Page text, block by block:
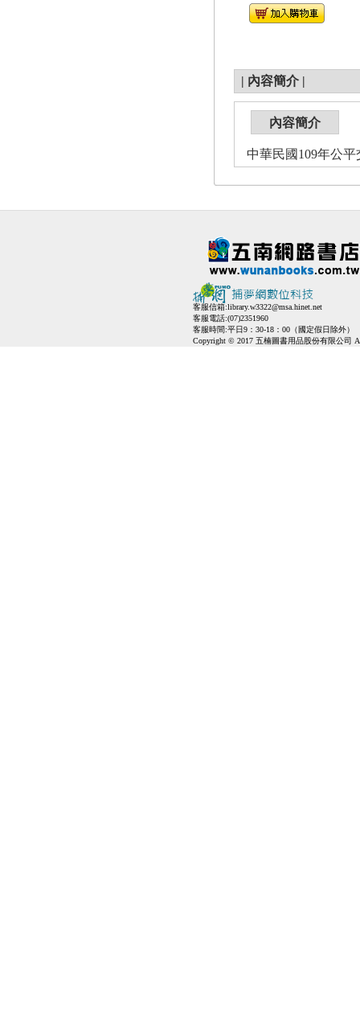
| 內容簡介 |
內容簡介
中華民國109年公
客服信箱:library.w3322@msa.hinet.net
客服電話:(07)2351960
客服時間:平日9：30-18：00（國定假日除外）
Copyright © 2017 五楠圖書用品股份有限公司